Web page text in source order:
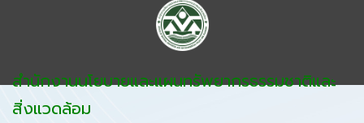
สำนักงานนโยบายและแผนทรัพยากรธรรมชาติและ
สิ่งแวดล้อม